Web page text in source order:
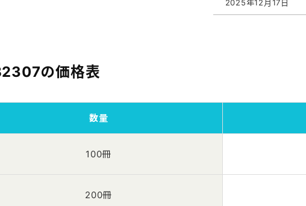
2025年12月17日
の価格表
数量
100冊
200冊